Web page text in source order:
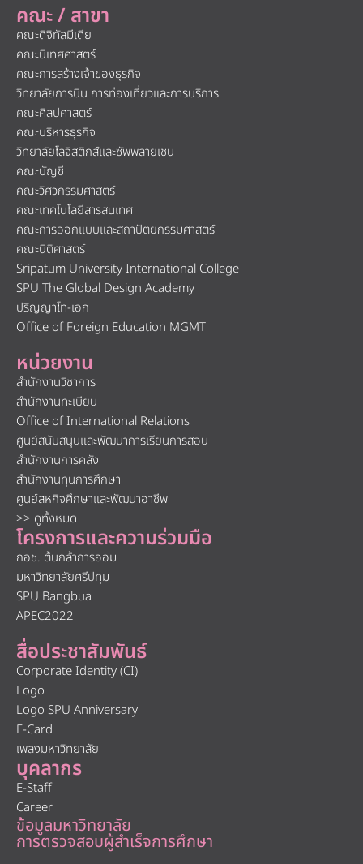
คณะ / สาขา
คณะดิจิทัลมีเดีย
คณะนิเทศศาสตร์
คณะการสร้างเจ้าของธุรกิจ
วิทยาลัยการบิน การท่องเที่ยวและการบริการ
คณะศิลปศาสตร์
คณะบริหารธุรกิจ
วิทยาลัยโลจิสติกส์และซัพพลายเชน
คณะบัญชี
คณะวิศวกรรมศาสตร์
คณะเทคโนโลยีสารสนเทศ
คณะการออกแบบและสถาปัตยกรรมศาสตร์
คณะนิติศาสตร์
Sripatum University International College
SPU The Global Design Academy
ปริญญาโท-เอก
Office of Foreign Education MGMT
หน่วยงาน
สำนักงานวิชาการ
สำนักงานทะเบียน
Office of International Relations
ศูนย์สนับสนุนและพัฒนาการเรียนการสอน
สำนักงานการคลัง
สำนักงานทุนการศึกษา
ศูนย์สหกิจศึกษาและพัฒนาอาชีพ
>> ดูทั้งหมด
โครงการและความร่วมมือ
กอช. ต้นกล้าการออม
มหาวิทยาลัยศรีปทุม
SPU Bangbua
APEC2022
สื่อประชาสัมพันธ์
Corporate Identity (CI)
Logo
Logo SPU Anniversary
E-Card
เพลงมหาวิทยาลัย
บุคลากร
E-Staff
Career
ข้อมูลมหาวิทยาลัย
การตรวจสอบผู้สำเร็จการศึกษา